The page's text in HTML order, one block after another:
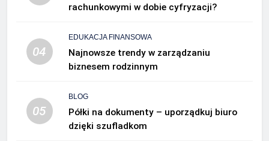
rachunkowymi w dobie cyfryzacji?
04
EDUKACJA FINANSOWA
Najnowsze trendy w zarządzaniu
biznesem rodzinnym
05
BLOG
Półki na dokumenty – uporządkuj biuro
dzięki szufladkom